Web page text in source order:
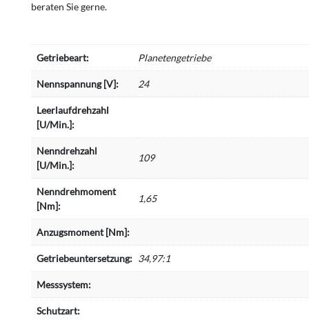
beraten Sie gerne.
Getriebeart: Planetengetriebe
Nennspannung [V]: 24
Leerlaufdrehzahl
[U/Min.]:
Nenndrehzahl
[U/Min.]:
109
Nenndrehmoment
[Nm]:
1,65
Anzugsmoment [Nm]:
Getriebeuntersetzung: 34,97:1
Messsystem:
Schutzart: